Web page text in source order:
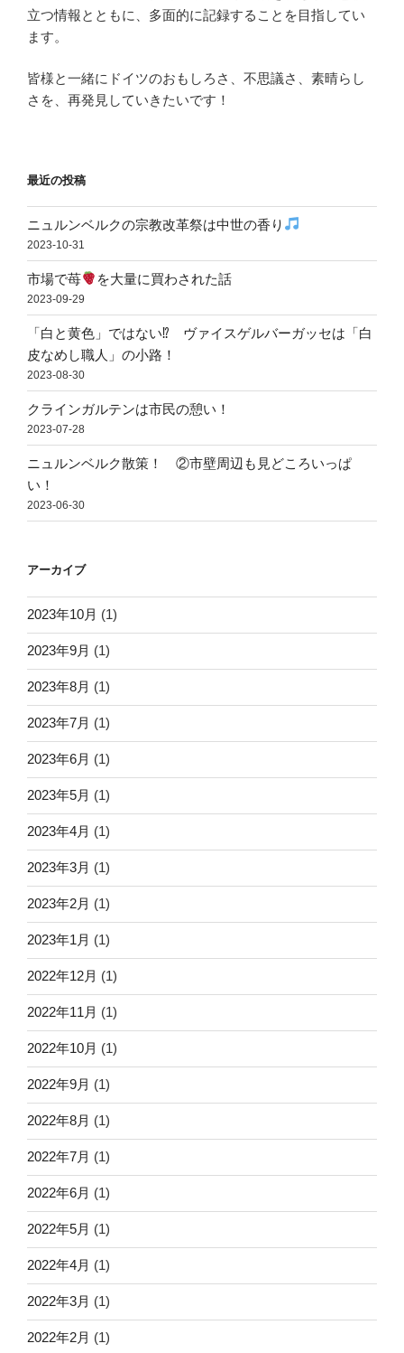
立つ情報とともに、多面的に記録することを目指してい
ます。
皆様と一緒にドイツのおもしろさ、不思議さ、素晴らし
さを、再発見していきたいです！
最近の投稿
ニュルンベルクの宗教改革祭は中世の香り
2023-10-31
市場で苺 を大量に買わされた話
2023-09-29
「白と黄色」ではない⁉ ヴァイスゲルバーガッセは「白
皮なめし職人」の小路！
2023-08-30
クラインガルテンは市民の憩い！
2023-07-28
ニュルンベルク散策！ ②市壁周辺も見どころいっぱ
い！
2023-06-30
アーカイブ
2023年10月 (1)
2023年9月 (1)
2023年8月 (1)
2023年7月 (1)
2023年6月 (1)
2023年5月 (1)
2023年4月 (1)
2023年3月 (1)
2023年2月 (1)
2023年1月 (1)
2022年12月 (1)
2022年11月 (1)
2022年10月 (1)
2022年9月 (1)
2022年8月 (1)
2022年7月 (1)
2022年6月 (1)
2022年5月 (1)
2022年4月 (1)
2022年3月 (1)
2022年2月 (1)